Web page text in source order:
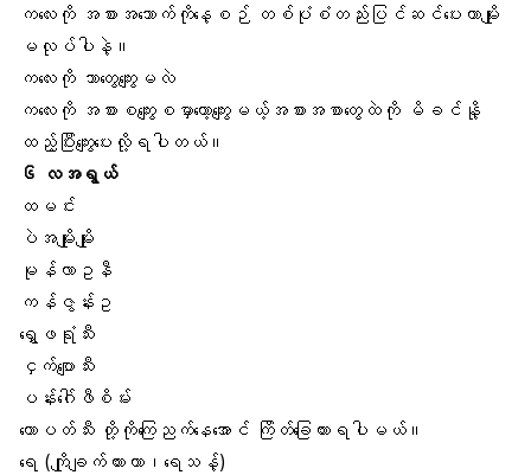
ကလေးကို အစားအသောက်ကိုနေ့စဉ် တစ်ပုံစံတည်းပြင်ဆင်ပေးတာမျိုး
မလုပ်ပါနဲ့။
ကလေးကို ဘာတွေကျွေးမလဲ
ကလေးကို အစားစကျွေးစမှာတော့ကျွေးမယ့်အစားအစာတွေထဲကို မိခင်နို့
ထည့်ပြီးကျွေးပေးလို့ရပါတယ်။
၆ လအရွယ်
ထမင်း
ပဲအမျိုးမျို
မုန်လာဥနီ
ကန်ဇွန်းဥ
ရွှေဖရုံသီး
ငှက်ပျောသီး
ပန်းဂေါ်ဖီစိမ်း
ထောပတ်သီး တို့ကိုကြေညက်နေအောင် ကြိတ်ခြေထားရပါမယ်။
ရေ (ကျိုချက်ထားတာ၊ရေသန့်)